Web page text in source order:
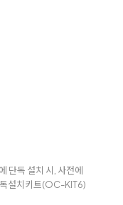
단독 설치 시, 사전에
설치키트(OC-KIT6)